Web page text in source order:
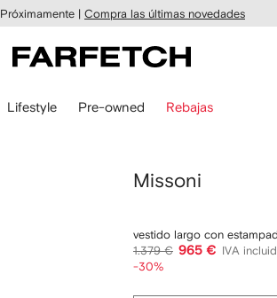
Próximamente | Compra las últimas novedades
Lifestyle Pre-owned Rebajas
Missoni
vestido largo con
1.379 € 965 €
IVA
-30%